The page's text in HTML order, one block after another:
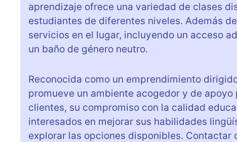
aprendizaje ofrece una variedad de clases
estudiantes de diferentes niveles. Además
servicios en el lugar, incluyendo un acceso
un baño de género neutro.
Reconocida como un emprendimiento
promueve un ambiente acogedor y de
clientes, su compromiso con la calidad
interesados en mejorar sus habilidades
explorar las opciones disponibles.